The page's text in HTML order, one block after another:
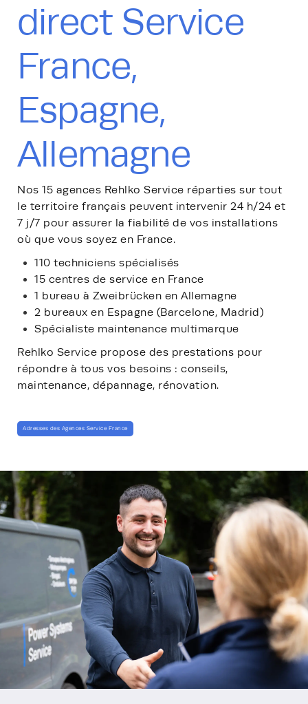
direct Service
France,
Espagne,
Allemagne
Nos 15 agences Rehlko Service réparties sur tout
le territoire français peuvent intervenir 24 h/24 et
7 j/7 pour assurer la fiabilité de vos installations
où que vous soyez en France.
110 techniciens spécialisés
15 centres de service en France
1 bureau à Zweibrücken en Allemagne
2 bureaux en Espagne (Barcelone, Madrid)
Spécialiste maintenance multimarque
Rehlko Service propose des prestations pour
répondre à tous vos besoins : conseils,
maintenance, dépannage, rénovation.
Adresses des Agences Service France